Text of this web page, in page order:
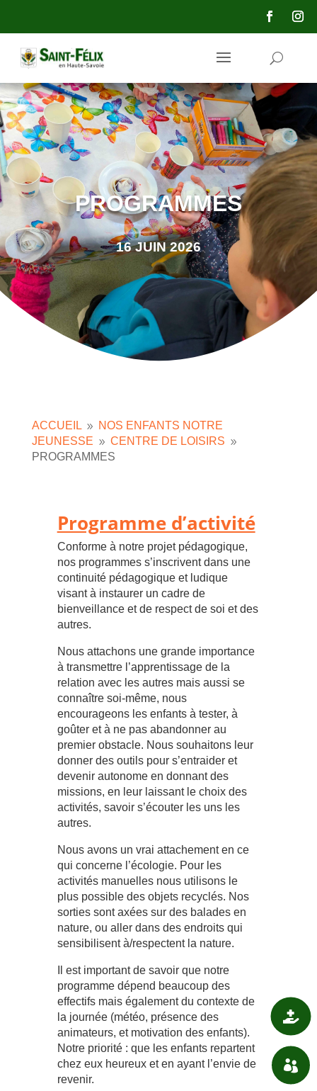


ASSOCIATIONS
PROGRAMMES
16 JUIN 2026
ACCUEIL 9
NOS ENFANTS NOTRE
JEUNESSE 9 CENTRE DE LOISIRS 9
PROGRAMMES
Programme d’activité
Conforme à notre projet pédagogique,
nos programmes s’inscrivent dans une
continuité pédagogique et ludique
visant à instaurer un cadre de
bienveillance et de respect de soi et des
autres.
Nous attachons une grande importance
à transmettre l’apprentissage de la
relation avec les autres mais aussi se
connaître soi-même, nous
encourageons les enfants à tester, à
goûter et à ne pas abandonner au
premier obstacle. Nous souhaitons leur
donner des outils pour s’entraider et
devenir autonome en donnant des
missions, en leur laissant le choix des
activités, savoir s’écouter les uns les
autres.
Nous avons un vrai attachement en ce
qui concerne l’écologie. Pour les
activités manuelles nous utilisons le
plus possible des objets recyclés. Nos
sorties sont axées sur des balades en
nature, ou aller dans des endroits qui
sensibilisent à/respectent la nature.
Il est important de savoir que notre
programme dépend beaucoup des
effectifs mais également du contexte de
la journée (météo, présence des
animateurs, et motivation des enfants).
Notre priorité : que les enfants repartent
chez eux heureux et en ayant l’envie de
revenir.